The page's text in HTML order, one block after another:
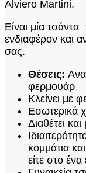
Alviero Martini.
Είναι μία
ενδιαφέρον και
σας.
Θέσεις:
φερμουάρ
Κλείνει με
Εσωτερικά
Διαθέτει
κομμάτια
είτε στο ένα